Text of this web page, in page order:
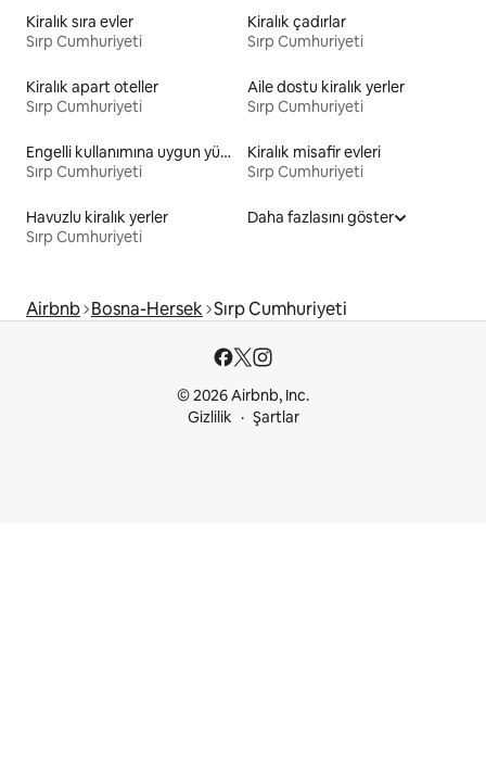
Kiralık sıra evler
Sırp Cumhuriyeti
Kiralık çadırlar
Sırp Cumhuriyeti
Kiralık apart oteller
Sırp Cumhuriyeti
Aile dostu kiralık yerler
Sırp Cumhuriyeti
Engelli kullanımına uygun yükseklikte yatağı olan kiralık yerler
Sırp Cumhuriyeti
Kiralık misafir evleri
Sırp Cumhuriyeti
Havuzlu kiralık yerler
Sırp Cumhuriyeti
Daha fazlasını göster
Airbnb Bosna-Hersek Sırp Cumhuriyeti
© 2026 Airbnb, Inc.
Gizlilik
Şartlar